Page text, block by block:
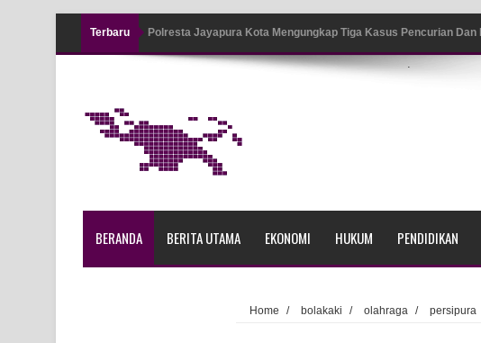
Terbaru Polresta Jayapura Kota Mengungkap Tiga Kasus Pencurian
Kapolresta Jayapura Kota Mengapresiasi Antusiasme Warga
.
BERANDA BERITA UTAMA EKONOMI HUKUM PENDIDIKAN
Home / bolakaki / olahraga / persipura